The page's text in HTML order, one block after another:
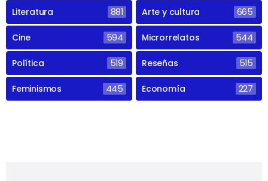
Literatura 881 Arte y cultura 665
Cine 594 Microrrelatos 544
Política 519 Reseñas 515
Feminismos 445 Economía 227